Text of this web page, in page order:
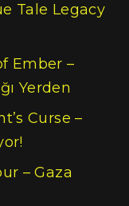
Tale Legacy
Ember –
Yerden
Curse –
– Gaza